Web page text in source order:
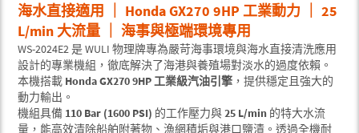
海水直接適用 ｜ Honda GX270 9HP 工業動力 ｜ 25
L/min 大流量 ｜ 海事與極端環境專用
WS-2024E2 是 WULI 物理牌專為嚴苛海事環境與海水直接清洗應用
設計的專業機組，徹底解決了海港與養殖場對淡水的過度依賴。
本機搭載 Honda GX270 9HP 工業級汽油引擎，提供穩定且強大的
動力輸出。
機組具備 110 Bar (1600 PSI) 的工作壓力與25 L/min的特大水流
量，能高效清除船舶附著物、漁網積垢與港口鹽漬。透過全機耐